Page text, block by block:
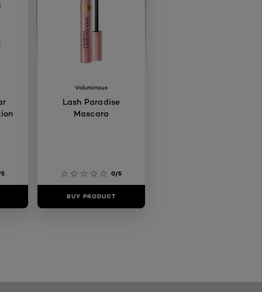
Voluminous
Lash Paradise
Mascara
0/5
BUY PRODUCT